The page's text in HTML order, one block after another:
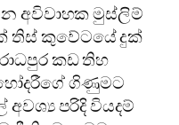
අවිවාහක මුස්ලිම්
තිස් කුවේටයේ දුක්
කඩ තිහ
ගිණුමට
අවශ්‍ය පරිදි වියදම්